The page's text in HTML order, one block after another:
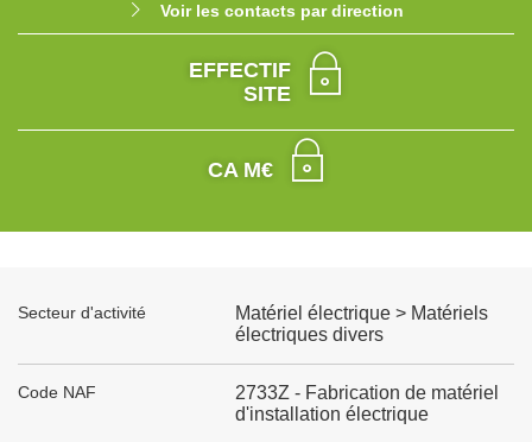
Voir les contacts par direction
EFFECTIF
SITE
CA M€
Secteur d'activité
Matériel électrique > Matériels
électriques divers
Code NAF
2733Z - Fabrication de matériel
d'installation électrique